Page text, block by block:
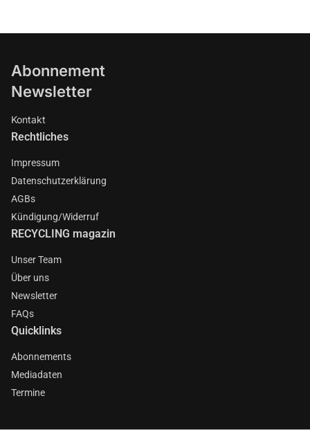
Abonnement
Newsletter
Kontakt
Rechtliches
Impressum
Datenschutzerklärung
AGBs
Kündigung/Widerruf
RECYCLING magazin
Unser Team
Über uns
Newsletter
FAQs
Quicklinks
Abonnements
Mediadaten
Termine